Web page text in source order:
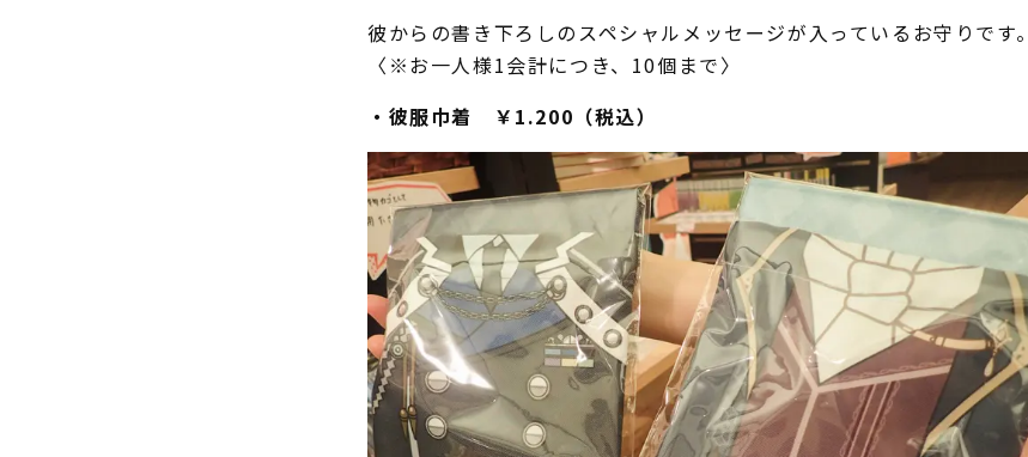
彼からの書き下ろしのスペシャルメッセージが入っているお守りです
〈※お一人様1会計につき、10個まで〉
・彼服巾着 ￥1.200（税込）